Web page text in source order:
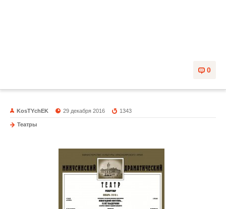
0
KosTYchEK 29 декабря 2016 1343
Театры